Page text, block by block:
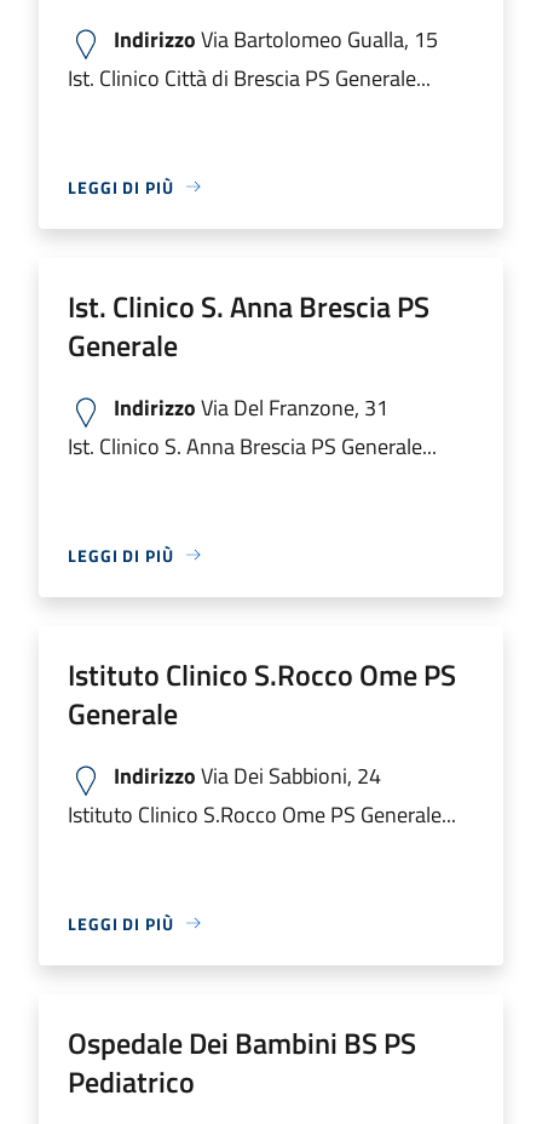
IndirizzoVia Bartolomeo Gualla, 15
Ist. Clinico Città di Brescia PS Generale...
LEGGI DI PIÙ
Ist. Clinico S. Anna Brescia PS
Generale
IndirizzoVia Del Franzone, 31
Ist. Clinico S. Anna Brescia PS Generale...
LEGGI DI PIÙ
Istituto Clinico S.Rocco Ome PS
Generale
IndirizzoVia Dei Sabbioni, 24
Istituto Clinico S.Rocco Ome PS Generale...
LEGGI DI PIÙ
Ospedale Dei Bambini BS PS
Pediatrico